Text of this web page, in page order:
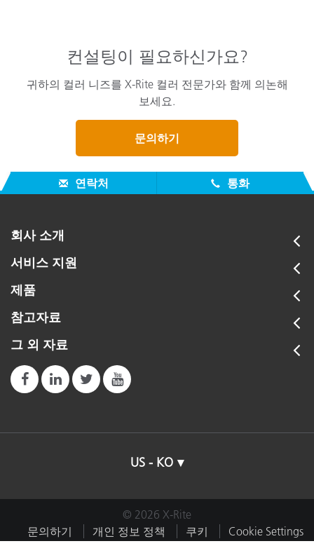
컨설팅이 필요하신가요?
귀하의 컬러 니즈를 X-Rite 컬러 전문가와 함께 의논해
보세요.
문의하기
연락처 통화
회사 소개
서비스 지원
제품
참고자료
그 외 자료
US - KO
© 2026 X-Rite
문의하기
개인 정보 정책 쿠키
Cookie Settings